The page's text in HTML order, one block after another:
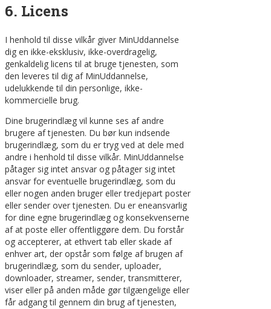
6. Licens
I henhold til disse vilkår giver MinUddannelse
dig en ikke-eksklusiv, ikke-overdragelig,
genkaldelig licens til at bruge tjenesten, som
den leveres til dig af MinUddannelse,
udelukkende til din personlige, ikke-
kommercielle brug.
Dine brugerindlæg vil kunne ses af andre
brugere af tjenesten. Du bør kun indsende
brugerindlæg, som du er tryg ved at dele med
andre i henhold til disse vilkår. MinUddannelse
påtager sig intet ansvar og påtager sig intet
ansvar for eventuelle brugerindlæg, som du
eller nogen anden bruger eller tredjepart poster
eller sender over tjenesten. Du er eneansvarlig
for dine egne brugerindlæg og konsekvenserne
af at poste eller offentliggøre dem. Du forstår
og accepterer, at ethvert tab eller skade af
enhver art, der opstår som følge af brugen af
brugerindlæg, som du sender, uploader,
downloader, streamer, sender, transmitterer,
viser eller på anden måde gør tilgængelige eller
får adgang til gennem din brug af tjenesten,